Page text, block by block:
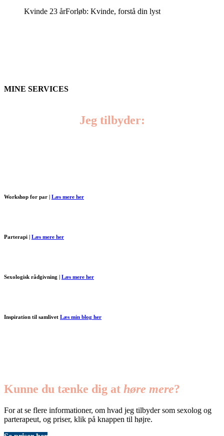
Kvinde 23 årForløb: Kvinde, forstå din lyst
MINE SERVICES
Jeg tilbyder:
Workshop for par | Læs mere her
Parterapi | Læs mere her
Sexologisk rådgivning | Læs mere her
Inspiration til samlivet Læs min blog her
Kunne du tænke dig at høre mere?
For at se flere informationer, om hvad jeg tilbyder som sexolog og
parterapeut, og priser, klik på knappen til højre.